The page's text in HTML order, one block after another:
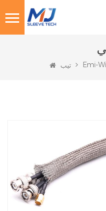
تيب Emi-